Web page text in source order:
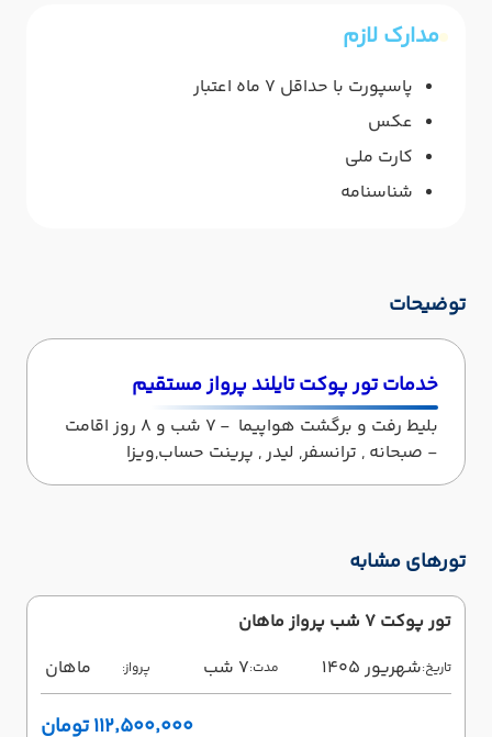
مدارک لازم
پاسپورت با حداقل 7 ماه اعتبار
عکس
کارت ملی
شناسنامه
توضیحات
خدماتتور پوکت تایلند پرواز مستقیم
بلیط رفت و برگشت هواپیما - 7 شب و 8 روز اقامت
- صبحانه , ترانسفر, لیدر , پرینت حساب,ویزا
تورهای مشابه
تور پوکت 7 شب پرواز ماهان
تاریخ:شهریور 1405 مدت:7 شب پرواز: ماهان
۱۱۲٬۵۰۰٬۰۰۰ تومان